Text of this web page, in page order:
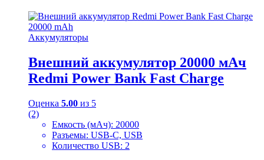
Аккумуляторы
Внешний аккумулятор 20000 мАч
Redmi Power Bank Fast Charge
Оценка 5.00 из 5
(2)
Емкость (мАч): 20000
Разъемы: USB-C, USB
Количество USB: 2